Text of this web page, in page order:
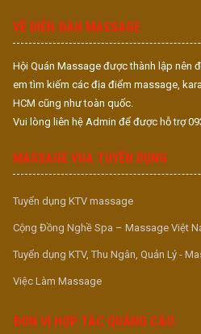
VỀ DIỄN ĐÀN MASSAGE
Hội Quán Massage được thành lập nên
em tìm kiếm các địa điểm massage,
HCM cũng như toàn quốc.
Vui lòng liên hệ Admin để được hỗ trợ
MASSAGE VUA TUYỂN DỤNG
Tuyển dụng KTV massage
Cộng Đồng Nghề Spa – Massage Việt
Tuyển dụng KTV, Thu Ngân, Quản Lý -
Việc Làm Massage
ĐƠN VỊ HỢP TÁC QUẢNG CÁO